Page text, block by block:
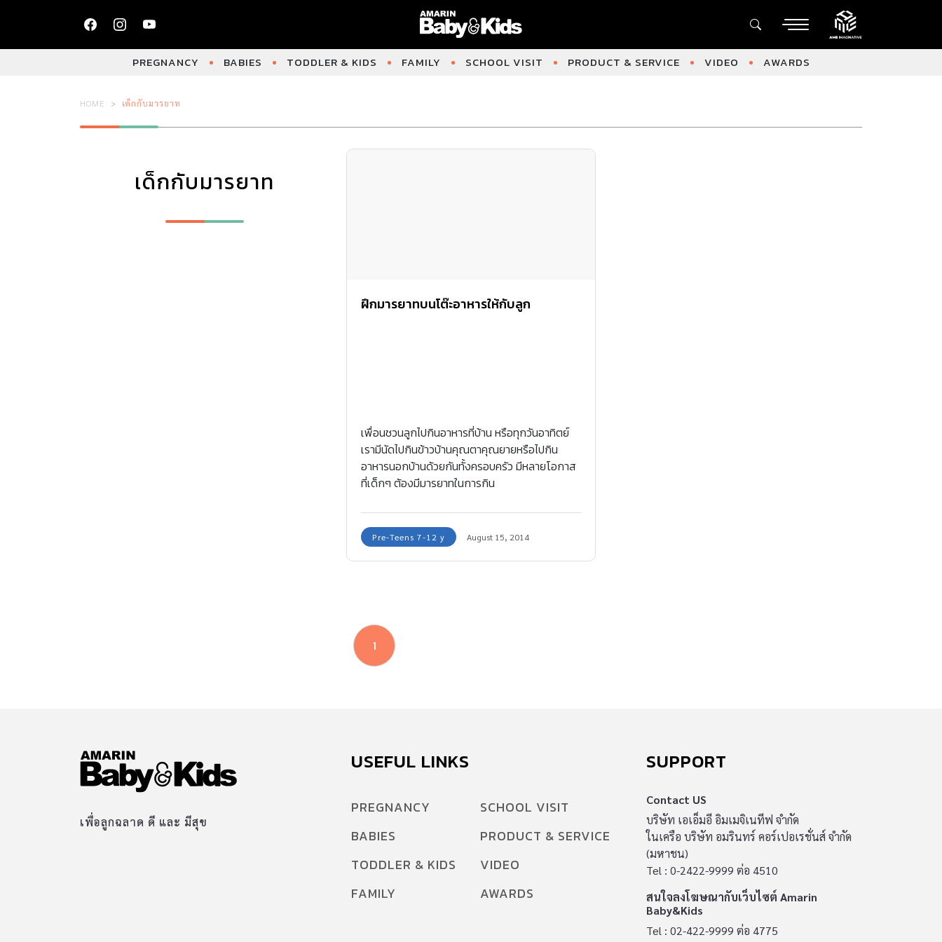
PREGNANCY BABIES TODDLER & KIDS FAMILY SCHOOL VISIT PRODUCT & SERVICE VIDEO AWARDS
HOME เด็กกับมารยาท
เด็กกับมารยาท
ฝึกมารยาทบนโต๊ะอาหารให้กับลูก
เพื่อนชวนลูกไปกินอาหารที่บ้าน หรือทุกวันอาทิตย์
เรามีนัดไปกินข้าวบ้านคุณตาคุณยายหรือไปกิน
อาหารนอกบ้านด้วยกันทั้งครอบครัว มีหลายโอกาส
ที่เด็กๆ ต้องมีมารยาทในการกิน
Pre-Teens 7-12 y August 15, 2014
1
เพื่อลูกฉลาด ดี และ มีสุข
USEFUL LINKS
PREGNANCY
BABIES
TODDLER & KIDS
FAMILY
SCHOOL VISIT
PRODUCT & SERVICE
VIDEO
AWARDS
SUPPORT
Contact US
บริษัท เอเอ็มอี อิมเมจิเนทีฟ จำกัด
ในเครือ บริษัท อมรินทร์ คอร์เปอเรชั่นส์ จำกัด
(มหาชน)
Tel : 0-2422-9999 ต่อ 4510
สนใจลงโฆษณากับเว็บไซต์ Amarin
Baby&Kids
Tel : 02-422-9999 ต่อ 4775